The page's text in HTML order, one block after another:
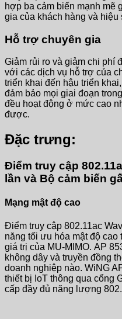
hợp ba cảm biến mạnh mẽ
gia của khách hàng và hiệu
Hỗ trợ chuyên gia
Giảm rủi ro và giảm chi phí
với các dịch vụ hỗ trợ của
triển khai đến hậu triển
đảm bảo mọi giai đoạn
đều hoạt động ở mức cao
được.
Đặc trưng:
Điểm truy cập
lần và Bộ cảm biến
Mạng mật độ cao
Điểm truy cập 802.11ac
năng tối ưu hóa mật độ cao
giá trị của MU-MIMO. AP
không dây và truyền đồng
doanh nghiệp nào. WiNG
thiết bị IoT thông qua cổng
cấp đầy đủ năng lượng